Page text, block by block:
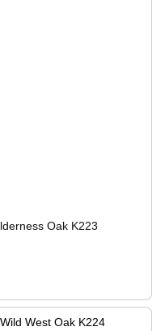
Oak K223